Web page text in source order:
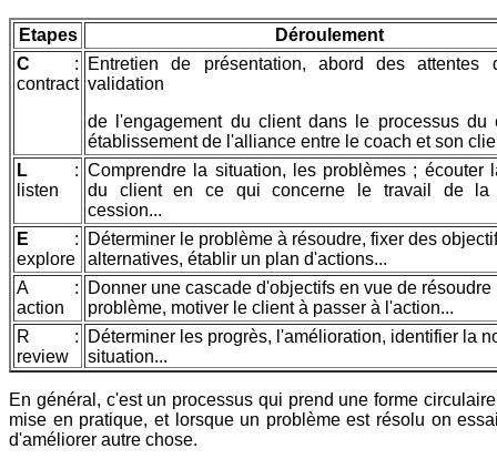
Etapes
Déroulement
C :
contract
Entretien de présentation, abord des attentes
validation
de l'engagement du client dans le processus du
établissement de l'alliance entre le coach et son
L :
listen
Comprendre la situation, les problèmes ; écouter
du client en ce qui concerne le travail de la
cession...
E :
explore
Déterminer le problème à résoudre, fixer des
alternatives, établir un plan d'actions...
A :
action
Donner une cascade d'objectifs en vue de résoudre
problème, motiver le client à passer à l'action...
R :
review
Déterminer les progrès, l'amélioration, identifier la
situation...
En général, c'est un processus qui prend une forme
mise en pratique, et lorsque un problème est résolu on
d'améliorer autre chose.